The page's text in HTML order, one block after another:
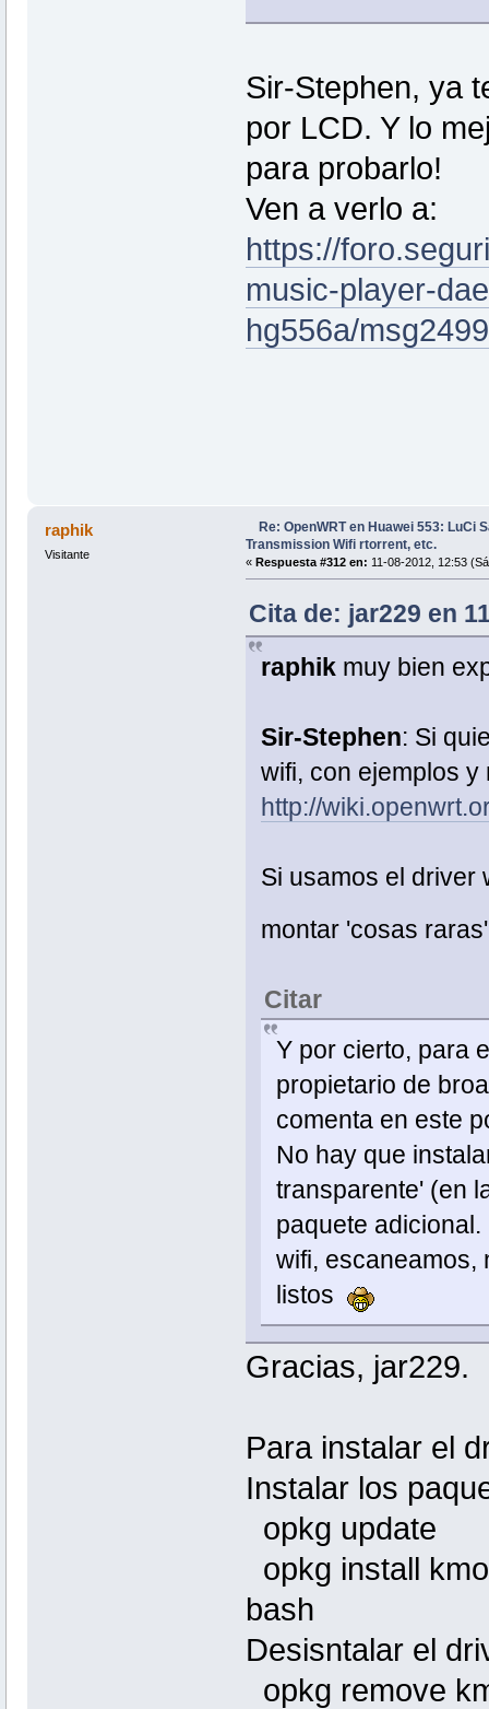
Sir-Stephen, ya
por LCD. Y lo
para probarlo!
Ven a verlo a:
https://
music-player-
hg556a/
raphik
Visitante
Re: OpenWRT en Huawei 553: LuCi
Transmission Wifi rtorrent, etc.
« Respuesta #312 en: 11-08-2012, 12:53
Cita de: jar229 en
raphikmuy bien
Sir-Stephen: Si
wifi, con ejemplos
http://
Si usamos el driver
montar 'cosas
Citar
Y por cierto, para
propietario de
comenta en este
No hay que
transparente' (en
paquete
wifi, escaneamos,
listos
Gracias, jar229.
Para instalar el
Instalar los
opkg update
opkg install
bash
Desisntalar el
opkg remove